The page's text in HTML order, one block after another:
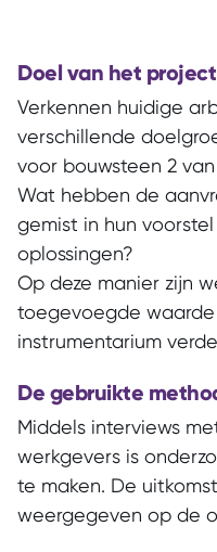
Doel van het project
Verkennen huidige
verschillende
voor bouwsteen 2
Wat hebben de
gemist in hun
oplossingen?
Op deze manier zijn
toegevoegde
instrumentarium
De gebruikte
Middels interviews
werkgevers is
te maken. De
weergegeven op de